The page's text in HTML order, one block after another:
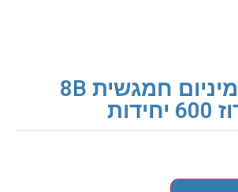
תבנית אלומיניום חמגשית 8B